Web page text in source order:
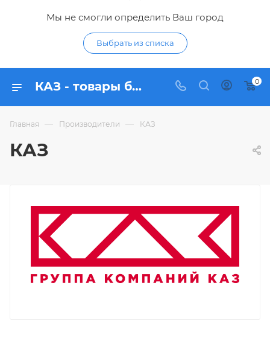
Мы не смогли определить Ваш город
Выбрать из списка
КАЗ - товары бренда в интернет-магазине Гидропромтехника 0
Главная — Производители — КАЗ
КАЗ